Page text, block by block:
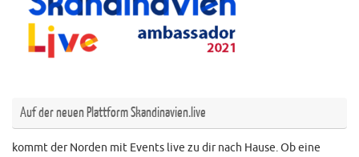
Auf der neuen Plattform Skandinavien.live
kommt der Norden mit Events live zu dir nach Hause. Ob eine